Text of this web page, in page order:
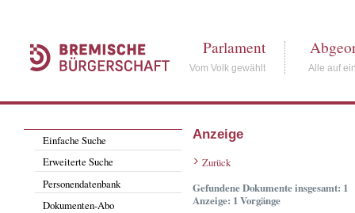
Parlament
Vom Volk gewählt Alle auf
Einfache Suche
Erweiterte Suche
Personendatenbank
Dokumenten-Abo
Anzeige
Zurück
Gefundene Dokumente insgesamt: 1
Anzeige: 1 Vorgänge